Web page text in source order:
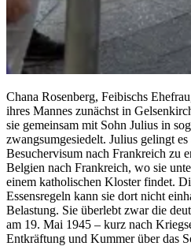
Chana Rosenberg, Feibischs
ihres Mannes zunächst in
sie gemeinsam mit Sohn Julius in
zwangsumgesiedelt. Julius gelingt
Besuchervisum nach Frankreich zu
Belgien nach Frankreich, wo sie
einem katholischen Kloster findet.
Essensregeln kann sie dort nicht
Belastung. Sie überlebt zwar die
am 19. Mai 1945 – kurz nach
Entkräftung und Kummer über das